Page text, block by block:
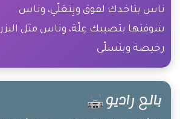
ناس بتاخدك لفوق وبِتعَلّي، وناس
شوفتها بتصيبك عِلّة، وناس مثل البزر
رخيصة وبتسلّي
بالع راديو